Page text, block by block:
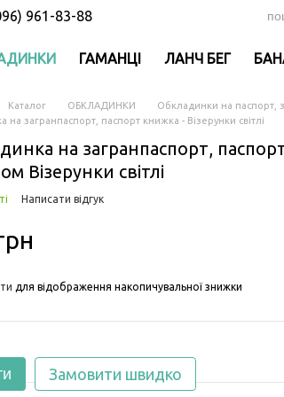
961-83-88
ГАМАНЦІ ЛАНЧ БЕГ
Каталог ОБКЛАДИНКИ
Обкладинки на паспорт,
на загранпаспорт, паспорт книжка - Візерунки світлі
на загранпаспорт,
Візерунки світлі
Написати відгук
для відображення накопичувальної знижки
Замовити швидко